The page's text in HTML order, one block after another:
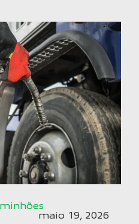
maio 19, 2026